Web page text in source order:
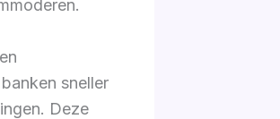
sneller
Deze